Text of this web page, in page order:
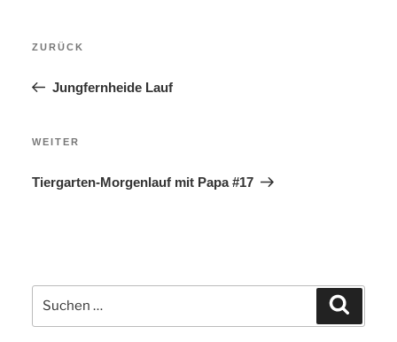
Vorheriger
ZURÜCK
Jungfernheide Lauf
Nächster
WEITER
Tiergarten-Morgenlauf mit Papa #17
Suchen
nach: